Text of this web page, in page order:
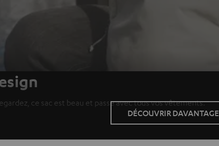
ce sac est beau et passe avec tous vos vêtements.
DÉCOUVRIR DAVANTAGE